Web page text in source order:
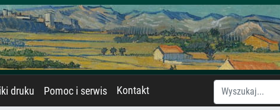
druku Pomoc i serwis Kontakt